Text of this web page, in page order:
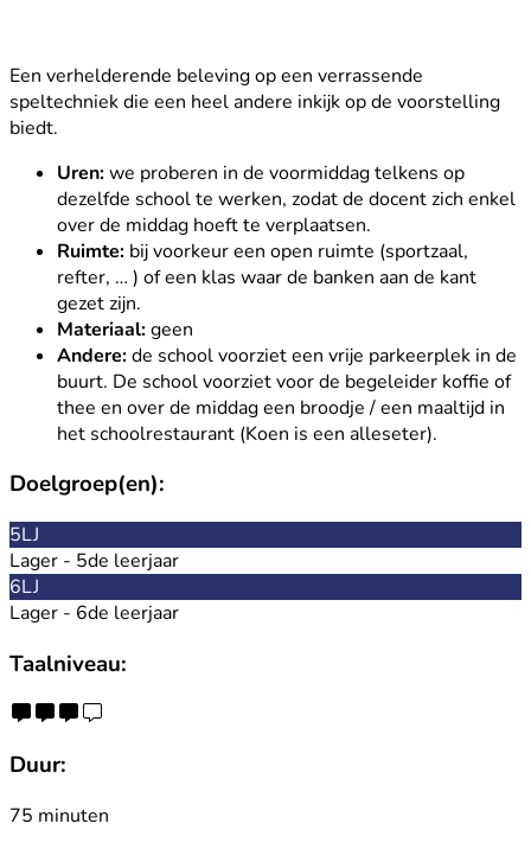
Een verhelderende beleving op een verrassende
speltechniek die een heel andere inkijk op de voorstelling
biedt.
Uren:we proberen in de voormiddag telkens op
dezelfde school te werken, zodat de docent zich enkel
over de middag hoeft te verplaatsen.
Ruimte: bij voorkeur een open ruimte (sportzaal,
refter, … ) of een klas waar de banken aan de kant
gezet zijn.
Materiaal:geen
Andere:de school voorziet een vrije parkeerplek in de
buurt. De school voorziet voor de begeleider koffie of
thee en over de middag een broodje / een maaltijd in
het schoolrestaurant (Koen is een alleseter).
Doelgroep(en):
5LJ
Lager - 5de leerjaar
6LJ
Lager - 6de leerjaar
Taalniveau:
Duur:
75 minuten